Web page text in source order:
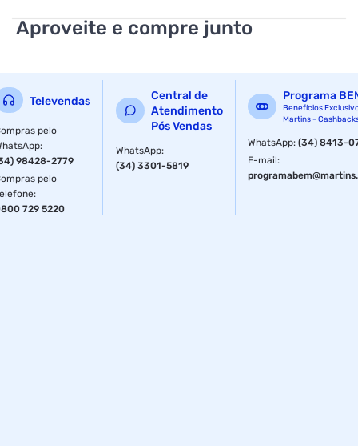
Aproveite e compre junto
Televendas
pelo
:
98428-2779
pelo
:
729 5220
Central de
Atendimento
Pós Vendas
WhatsApp:
(34) 3301-5819
Programa
Benefícios
Martins -
WhatsApp:(34) 8413-
E-mail: